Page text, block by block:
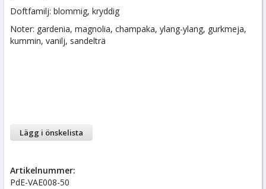
Doftfamilj: blommig, kryddig
Noter: gardenia, magnolia, champaka, ylang-ylang, gurkmeja,
kummin, vanilj, sandelträ
Lägg i önskelista
Artikelnummer:
PdE-VAE008-50